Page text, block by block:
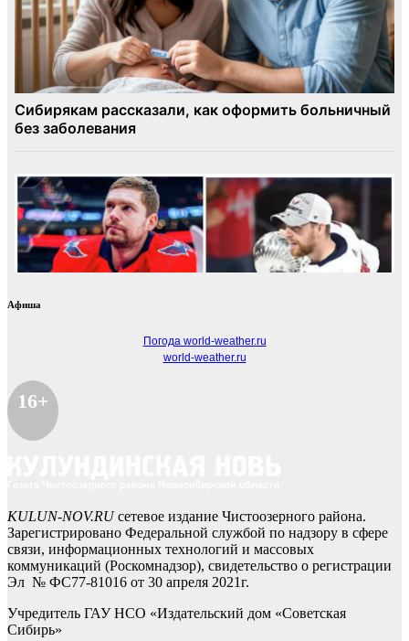
Афиша
Погода world-weather.ru
world-weather.ru
16+
KULUN-NOV.RUсетевое издание Чистоозерного района.
Зарегистрировано Федеральной службой по надзору в сфере
связи, информационных технологий и массовых
коммуникаций (Роскомнадзор), свидетельство о регистрации
Эл № ФС77-81016 от 30 апреля 2021г.
Учредитель ГАУ НСО «Издательский дом «Советская
Сибирь»